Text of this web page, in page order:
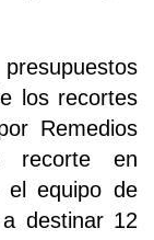
los recortes
Remedios
recorte en
el equipo de
destinar 12